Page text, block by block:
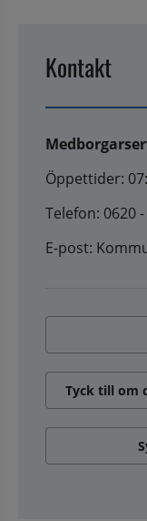
Kontakt
Öppettider:
Telefon: 0620
E-post:
Tyck till om